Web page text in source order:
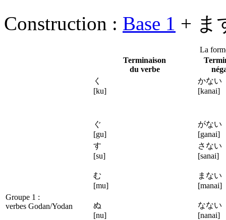
Construction : Base 1 + ま
La
Terminaison
du verbe
Groupe 1 :
verbes Godan/Yodan
く
[ku]
かな
[kanai]
ぐ
[gu]
がな
[ganai]
す
[su]
さな
[sanai]
む
[mu]
まな
[manai]
ぬ
[nu]
なな
[nanai]